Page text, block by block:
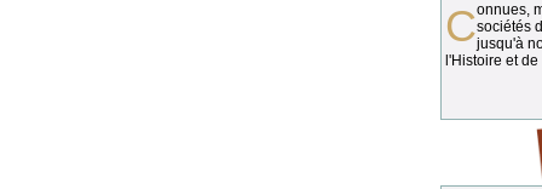
Connues, méconnues, ou inconnues, lessociétés
jusqu'à
l'Histoire et